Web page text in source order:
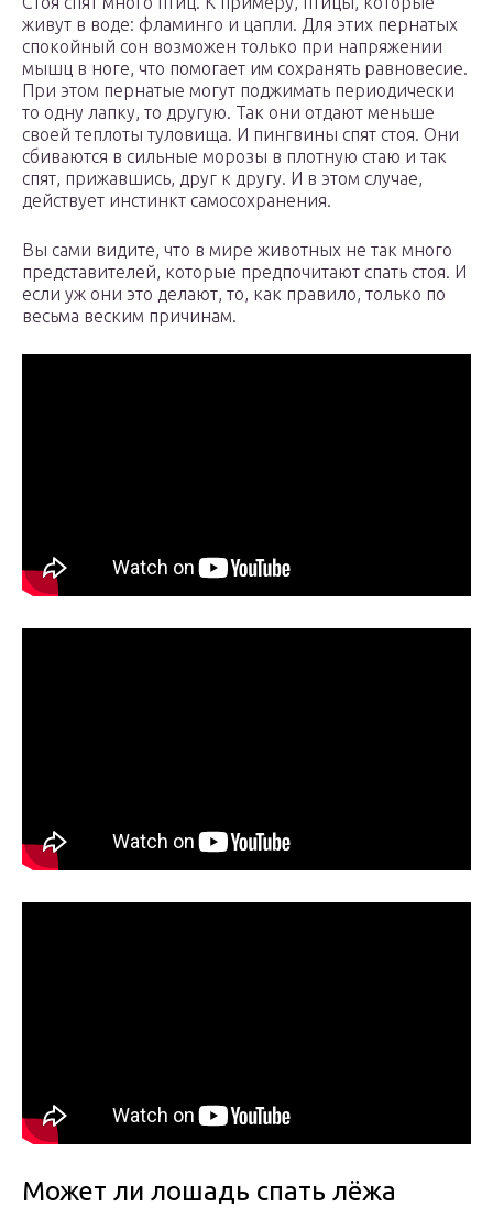
живут в воде: фламинго и цапли. Для этих пернатых
спокойный сон возможен только при напряжении
мышц в ноге, что помогает им сохранять равновесие.
При этом пернатые могут поджимать периодически
то одну лапку, то другую. Так они отдают меньше
своей теплоты туловища. И пингвины спят стоя. Они
сбиваются в сильные морозы в плотную стаю и так
спят, прижавшись, друг к другу. И в этом случае,
действует инстинкт самосохранения.
Вы сами видите, что в мире животных не так много
представителей, которые предпочитают спать стоя. И
если уж они это делают, то, как правило, только по
весьма веским причинам.
Может ли лошадь спать лёжа